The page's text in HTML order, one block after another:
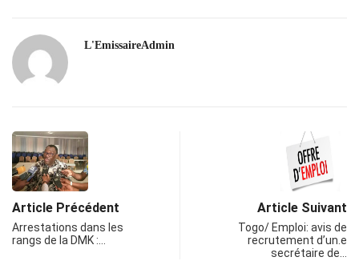
L'EmissaireAdmin
Article Précédent
Arrestations dans les
rangs de la DMK :…
Article Suivant
Togo/ Emploi: avis de
recrutement d’un.e
secrétaire de…